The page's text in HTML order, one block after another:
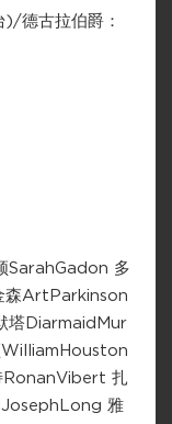
德古拉伯爵：
SarahGadon 多
森ArtParkinson
塔DiarmaidMur
WilliamHouston
RonanVibert 扎
JosephLong 雅